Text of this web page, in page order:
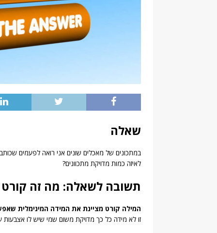
שאלה
במתכונים של מאכלים שונים אני רואה לפעמים
לאיזה כמות מדויקת מתכוונים?
תשובה לשאלה: מה זה
המילה קורט מציינת את המידה המינימלית
זו לא מידה כל כך מדויקת משום שמי שיש לו אצבעות